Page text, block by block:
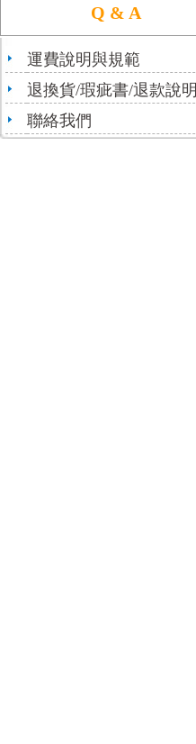
Q & A
運費說明與規範
退換貨/瑕疵書/退款說明
聯絡我們